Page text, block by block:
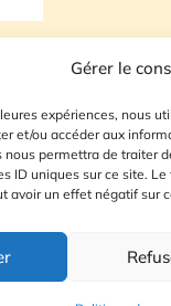
Gérer le
expériences, nous
et/ou accéder aux
nous permettra de traiter
ID uniques sur ce site.
avoir un effet négatif sur
du site